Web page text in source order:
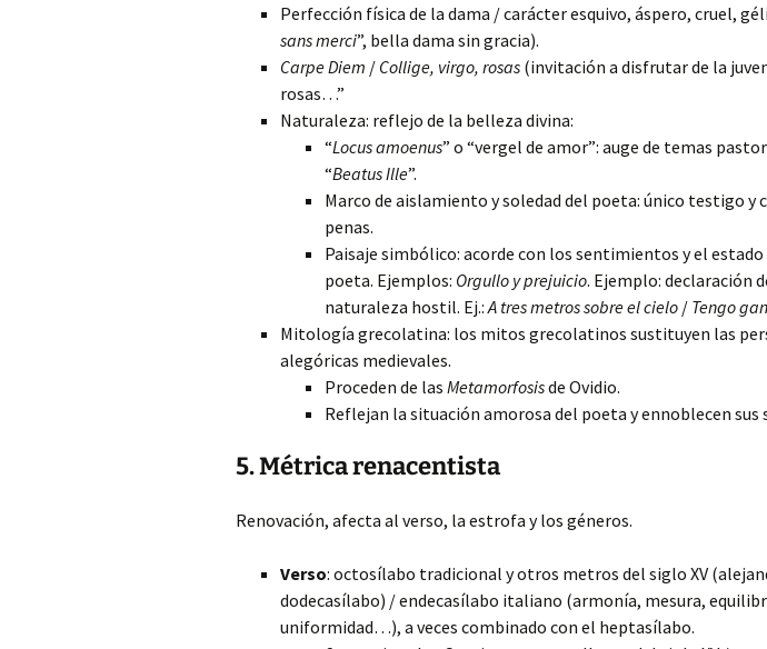
Perfección física de la dama / carácter esquivo, áspero, cruel,
sans merci”, bella dama sin gracia).
Carpe Diem / Collige, virgo, rosas (invitación a disfrutar de la
rosas…”
Naturaleza: reflejo de la belleza divina:
“Locus amoenus” o “vergel de amor”: auge de temas
“Beatus Ille”.
Marco de aislamiento y soledad del poeta: único testigo y
penas.
Paisaje simbólico: acorde con los sentimientos y el
poeta. Ejemplos: Orgullo y prejuicio. Ejemplo: declaración
naturaleza hostil. Ej.:A tres metros sobre el cielo / Tengo
Mitología grecolatina: los mitos grecolatinos sustituyen las
alegóricas medievales.
Proceden de las Metamorfosisde Ovidio.
Reflejan la situación amorosa del poeta y ennoblecen
5. Métrica renacentista
Renovación, afecta al verso, la estrofa y los géneros.
Verso: octosílabo tradicional y otros metros del siglo XV
dodecasílabo) / endecasílabo italiano (armonía, mesura,
uniformidad…), a veces combinado con el heptasílabo.